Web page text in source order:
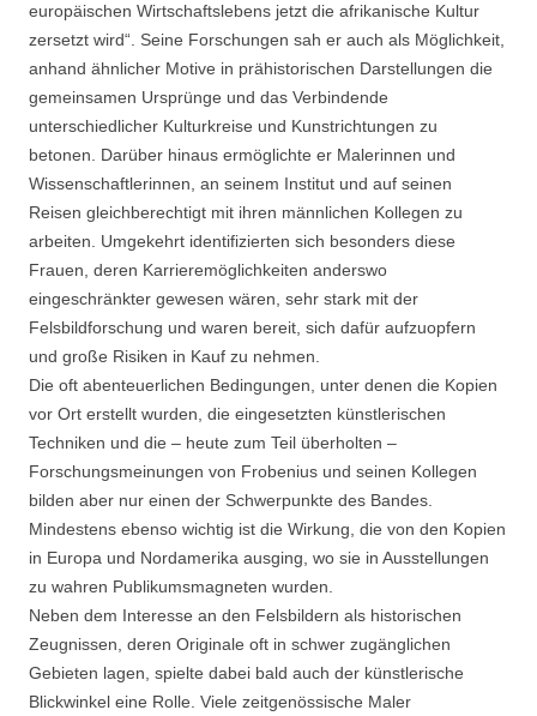
europäischen Wirtschaftslebens jetzt die afrikanische Kultur
zersetzt wird“. Seine Forschungen sah er auch als Möglichkeit,
anhand ähnlicher Motive in prähistorischen Darstellungen die
gemeinsamen Ursprünge und das Verbindende
unterschiedlicher Kulturkreise und Kunstrichtungen zu
betonen. Darüber hinaus ermöglichte er Malerinnen und
Wissenschaftlerinnen, an seinem Institut und auf seinen
Reisen gleichberechtigt mit ihren männlichen Kollegen zu
arbeiten. Umgekehrt identifizierten sich besonders diese
Frauen, deren Karrieremöglichkeiten anderswo
eingeschränkter gewesen wären, sehr stark mit der
Felsbildforschung und waren bereit, sich dafür aufzuopfern
und große Risiken in Kauf zu nehmen.
Die oft abenteuerlichen Bedingungen, unter denen die Kopien
vor Ort erstellt wurden, die eingesetzten künstlerischen
Techniken und die – heute zum Teil überholten –
Forschungsmeinungen von Frobenius und seinen Kollegen
bilden aber nur einen der Schwerpunkte des Bandes.
Mindestens ebenso wichtig ist die Wirkung, die von den Kopien
in Europa und Nordamerika ausging, wo sie in Ausstellungen
zu wahren Publikumsmagneten wurden.
Neben dem Interesse an den Felsbildern als historischen
Zeugnissen, deren Originale oft in schwer zugänglichen
Gebieten lagen, spielte dabei bald auch der künstlerische
Blickwinkel eine Rolle. Viele zeitgenössische Maler